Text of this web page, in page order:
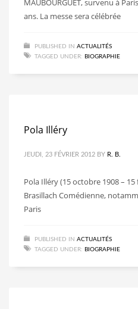
ans. La messe sera célébrée
PUBLISHED IN ACTUALITÉS
TAGGED UNDER: BIOGRAPHIE
Pola Illéry
JEUDI, 23 FÉVRIER 2012 BY R. B.
Pola Illéry (15 octobre 1908 –
Brasillach Comédienne,
Paris
PUBLISHED IN ACTUALITÉS
TAGGED UNDER: BIOGRAPHIE